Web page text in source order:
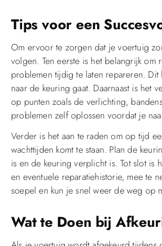
Tips voor een
Om ervoor te zorgen dat je voertuig
volgen. Ten eerste is het belangrijk
problemen tijdig te laten repareren.
naar de keuring gaat. Daarnaast is het
op punten zoals de verlichting,
problemen zelf oplossen voordat je
Verder is het aan te raden om op tijd
wachttijden komt te staan. Plan de
is en de keuring verplicht is. Tot slot is
en eventuele reparatiehistorie, mee te
soepel en kun je snel weer de weg op
Wat te Doen bij